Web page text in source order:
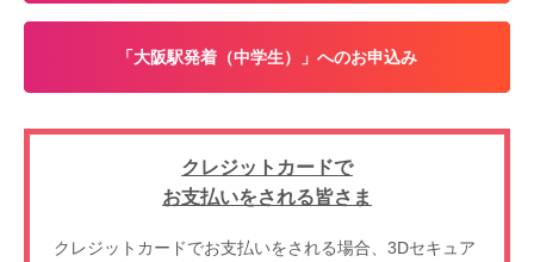
「大阪駅発着（中学生）」へのお申込み
クレジットカードで
お支払いをされる皆さま
クレジットカードでお支払いをされる場合、3Dセキュア